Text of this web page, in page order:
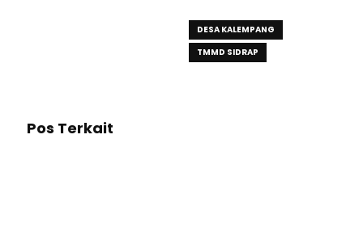
DESA KALEMPANG
TMMD SIDRAP
Pos Terkait